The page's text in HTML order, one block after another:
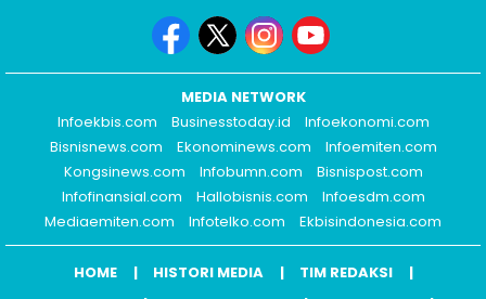
MEDIA NETWORK
Infoekbis.com
Businesstoday.id
Infoekonomi.com
Bisnisnews.com
Ekonominews.com
Infoemiten.com
Kongsinews.com
Infobumn.com
Bisnispost.com
Infofinansial.com
Hallobisnis.com
Infoesdm.com
Mediaemiten.com
Infotelko.com Ekbisindonesia.com
HOME HISTORI MEDIA
TIM REDAKSI